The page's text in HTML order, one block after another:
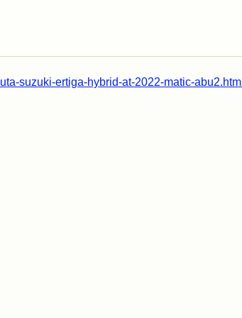
suzuki-ertiga-hybrid-at-2022-matic-abu2.html